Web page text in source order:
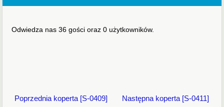
Odwiedza nas 36 gości oraz 0 użytkowników.
Poprzednia koperta [S-0409] Następna koperta [S-0411]